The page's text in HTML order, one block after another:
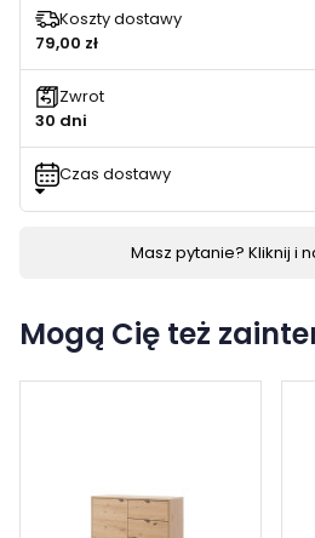
Koszty dostawy
79,00 zł
Zwrot
30 dni
Czas dostawy
Masz pytanie? Kliknij i
Mogą Cię też